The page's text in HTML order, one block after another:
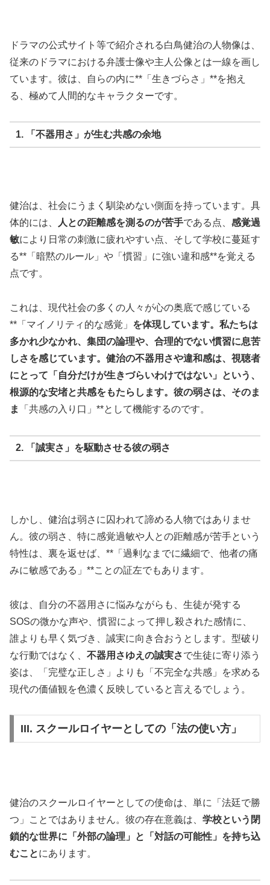
ドラマの公式サイト等で紹介される白鳥健治の人物像は、
従来のドラマにおける弁護士像や主人公像とは一線を画し
ています。彼は、自らの内に**「生きづらさ」**を抱え
る、極めて人間的なキャラクターです。
1. 「不器用さ」が生む共感の余地
健治は、社会にうまく馴染めない側面を持っています。具
体的には、
人との距離感を測るのが苦手である点、 感覚過
敏により日常の刺激に疲れやすい点、そして学校に蔓延す
る**「暗黙のルール」や「慣習」に強い違和感**を覚える
点です。
これは、現代社会の多くの人々が心の奥底で感じている
**「マイノリティ的な感覚」 を体現しています。私たちは
多かれ少なかれ、集団の論理や、合理的でない慣習に息苦
しさを感じています。健治の不器用さや違和感は、視聴者
にとって「自分だけが生きづらいわけではない」という、
根源的な安堵と共感をもたらします。彼の弱さは、そのま
ま
「共感の入り口」**として機能するのです。
2. 「誠実さ」を駆動させる彼の弱さ
しかし、健治は弱さに囚われて諦める人物ではありませ
ん。彼の弱さ、特に感覚過敏や人との距離感が苦手という
特性は、裏を返せば、**「過剰なまでに繊細で、他者の痛
みに敏感である」**ことの証左でもあります。
彼は、自分の不器用さに悩みながらも、生徒が発する
SOSの微かな声や、慣習によって押し殺された感情に、
誰よりも早く気づき、誠実に向き合おうとします。型破り
な行動ではなく、 不器用さゆえの誠実さで生徒に寄り添う
姿は、「完璧な正しさ」よりも「不完全な共感」を求める
現代の価値観を色濃く反映していると言えるでしょう。
III. スクールロイヤーとしての「法の使い方」
健治のスクールロイヤーとしての使命は、単に「法廷で勝
つ」ことではありません。彼の存在意義は、 学校という閉
鎖的な世界に「外部の論理」と「対話の可能性」を持ち込
むことにあります。